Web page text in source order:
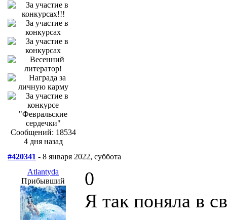
Сообщений: 18534
4 дня назад
#420341 - 8 января 2022, суббота
Atlantyda
Прибывший
0
Я так поняла в